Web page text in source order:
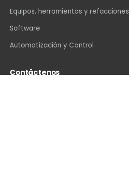
Equipos, herramientas y refacciones
Software
Automatización y Control
Contáctenos